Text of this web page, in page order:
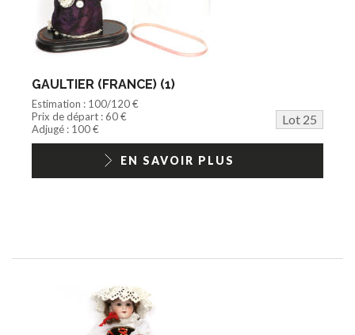
GAULTIER (FRANCE) (1)
Estimation : 100/120 €
Prix de départ : 60 €
Lot 25
Adjugé : 100 €
EN SAVOIR PLUS